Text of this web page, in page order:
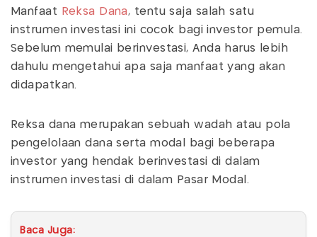
Manfaat
Reksa Dana, tentu saja salah satu
instrumen investasi ini cocok bagi investor pemula.
Sebelum memulai berinvestasi, Anda harus lebih
dahulu mengetahui apa saja manfaat yang akan
didapatkan.
Reksa dana merupakan sebuah wadah atau pola
pengelolaan dana serta modal bagi beberapa
investor yang hendak berinvestasi di dalam
instrumen investasi di dalam Pasar Modal.
Baca Juga: